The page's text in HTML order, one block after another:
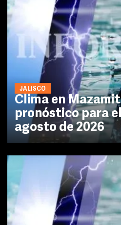
JALISCO
Clima en
pronóstico para
agosto de 2026